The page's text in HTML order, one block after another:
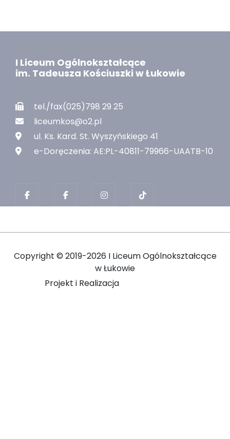
I Liceum Ogólnokształcące
im. Tadeusza Kościuszki w Łukowie
tel./fax(025)798 29 25
liceumkos@o2.pl
ul. Ks. Kard. St. Wyszyńskiego 41
e-Doręczenia: AE:PL-40811-79966-UAATB-10
Copyright © 2019-2026 I Liceum Ogólnokształcące
w Łukowie
Projekt i Realizacja